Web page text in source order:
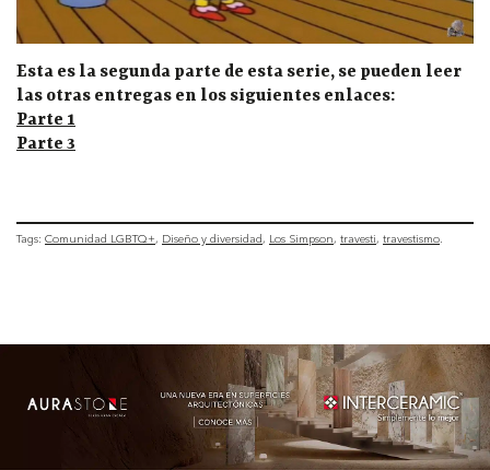
Esta es la segunda parte de esta serie, se pueden leer
las otras entregas en los siguientes enlaces:
Parte 1
Parte 3
Tags: Comunidad LGBTQ+ Diseño y diversidad Los Simpson travesti travestismo